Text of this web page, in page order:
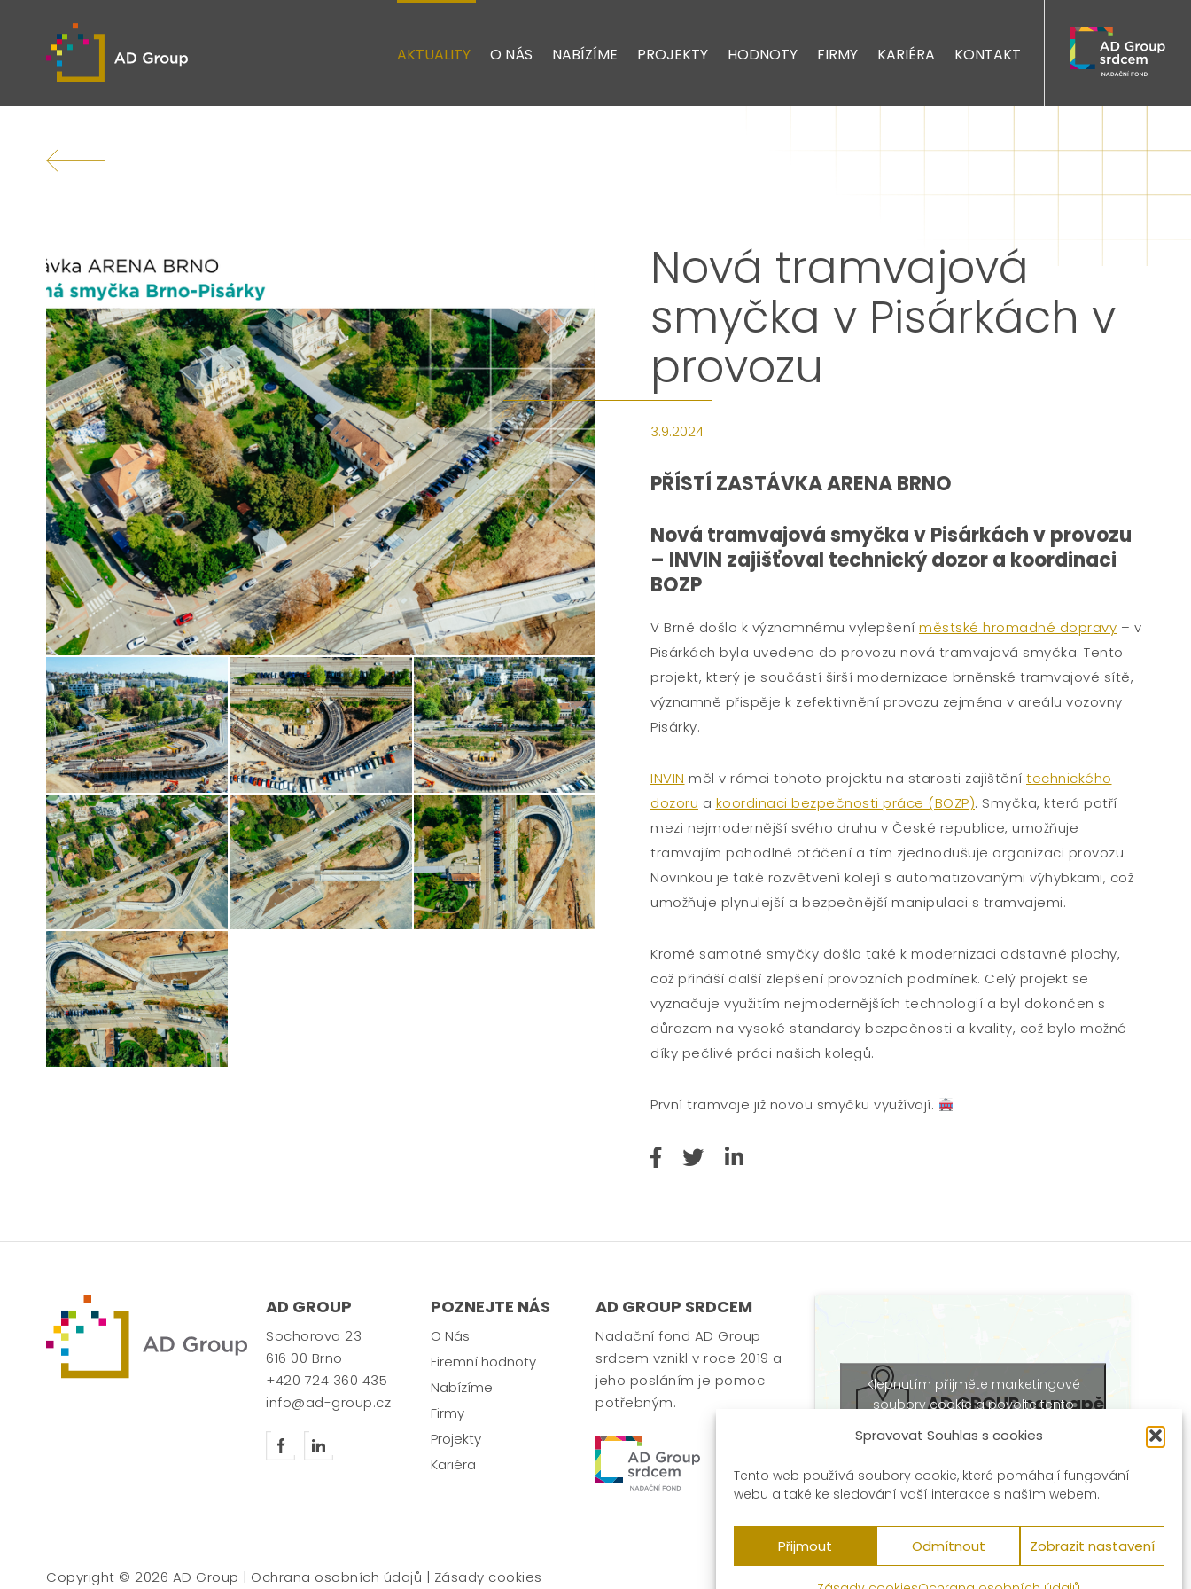
Spravovat Souhlas s cookies
Tento web používá soubory cookie, které pomáhají fungování
webu a také ke sledování vaší interakce s naším webem.
Přijmout Odmítnout Zobrazit nastavení
AKTUALITY O NÁS NABÍZÍME PROJEKTY HODNOTY FIRMY KARIÉRA KONTAKT
Nová tramvajová
smyčka v Pisárkách v
provozu
3.9.2024
PŘÍSTÍ ZASTÁVKA ARENA BRNO
Nová tramvajová smyčka v Pisárkách v provozu
– INVIN zajišťoval technický dozor a koordinaci
BOZP
V Brně došlo k významnému vylepšení městské hromadné dopravy – v
Pisárkách byla uvedena do provozu nová tramvajová smyčka. Tento
projekt, který je součástí širší modernizace brněnské tramvajové sítě,
významně přispěje k zefektivnění provozu zejména v areálu vozovny
Pisárky.
INVIN měl v rámci tohoto projektu na starosti zajištění technického
dozoru a koordinaci bezpečnosti práce (BOZP). Smyčka, která patří
mezi nejmodernější svého druhu v České republice, umožňuje
tramvajím pohodlné otáčení a tím zjednodušuje organizaci provozu.
Novinkou je také rozvětvení kolejí s automatizovanými výhybkami, což
umožňuje plynulejší a bezpečnější manipulaci s tramvajemi.
Kromě samotné smyčky došlo také k modernizaci odstavné plochy,
což přináší další zlepšení provozních podmínek. Celý projekt se
vyznačuje využitím nejmodernějších technologií a byl dokončen s
důrazem na vysoké standardy bezpečnosti a kvality, což bylo možné
díky pečlivé práci našich kolegů.
První tramvaje již novou smyčku využívají.
AD GROUP
Sochorova 23
616 00 Brno
+420 724 360 435
info@ad-group.cz
POZNEJTE NÁS
O Nás
Firemní hodnoty
Nabízíme
Firmy
Projekty
Kariéra
AD GROUP SRDCEM
Nadační fond AD Group
srdcem vznikl v roce 2019 a
jeho posláním je pomoc
potřebným.
AD GROUP na mapě
Klepnutím přijměte marketingové
soubory cookie a povolte tento
Copyright © 2026 AD Group | Ochrana osobních údajů | Zásady cookies